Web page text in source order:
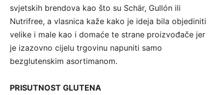
svjetskih brendova kao što su Schär, Gullón ili
Nutrifree, a vlasnica kaže kako je ideja bila objediniti
velike i male kao i domaće te strane proizvođače jer
je izazovno cijelu trgovinu napuniti samo
bezglutenskim asortimanom.
PRISUTNOST GLUTENA